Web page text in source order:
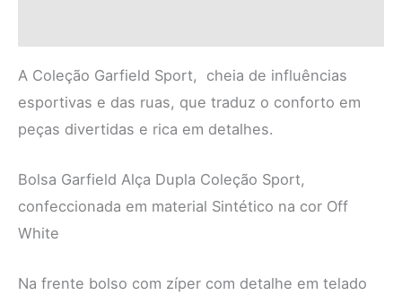
A Coleção Garfield Sport, cheia de influências
esportivas e das ruas, que traduz o conforto em
peças divertidas e rica em detalhes.
Bolsa Garfield Alça Dupla Coleção Sport,
confeccionada em material Sintético na cor Off
White
Na frente bolso com zíper com detalhe em telado